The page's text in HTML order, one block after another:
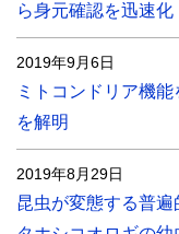
ら身元確認を迅速化
2019年9月6日
ミトコンドリア機
を解明
2019年8月29日
昆虫が変態する普